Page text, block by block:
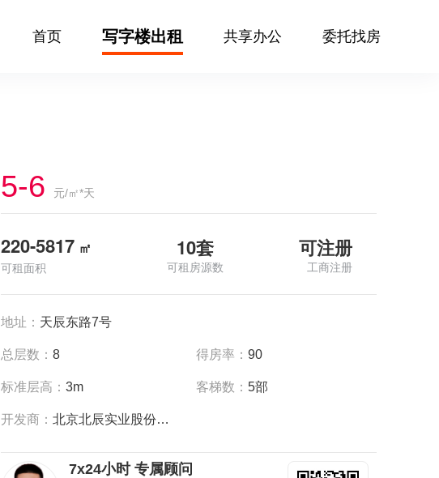
首页 写字楼出租 共享办公 委托找房
5-6 元/㎡*天
220-5817 ㎡
可租面积
10套
可租房源数
可注册
工商注册
地址： 天辰东路7号
总层数： 8 得房率：90
标准层高： 3m 客梯数：5部
开发商： 北京北辰实业股份有限公司
7x24小时 专属顾问